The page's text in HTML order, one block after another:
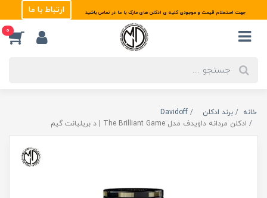
جهت استعلام قیمت و موجودی کلیه ی ادکلن های مارک با ما در تماس باشید ارتباط با ما
0
خانه برند ادکلن
Davidoff
ادکلن مردانه داویدف مدل The Brilliant Game | د بریلیانت گیم